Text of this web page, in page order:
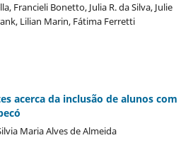
Francieli Bonetto, Julia R. da Silva, Julie
Lilian Marin, Fátima Ferretti
acerca da inclusão de alunos com
Maria Alves de Almeida